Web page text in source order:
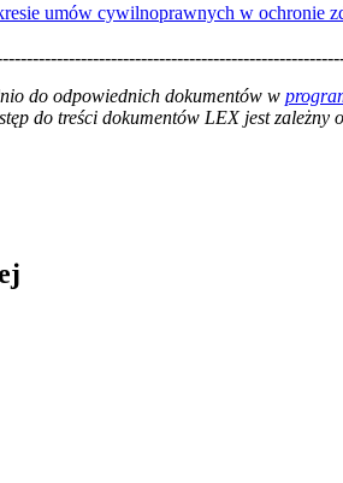
umów cywilnoprawnych w ochronie
do odpowiednich dokumentów w
do treści dokumentów LEX jest zależny
Tymiński - otwiera się w nowym